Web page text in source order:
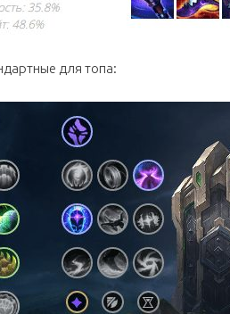
для топа: